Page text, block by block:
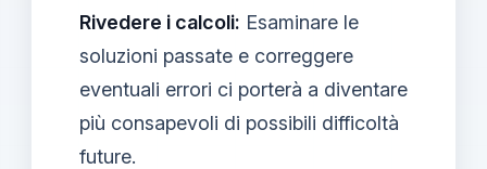
Rivedere i calcoli: Esaminare le
soluzioni passate e correggere
eventuali errori ci porterà a diventare
più consapevoli di possibili difficoltà
future.